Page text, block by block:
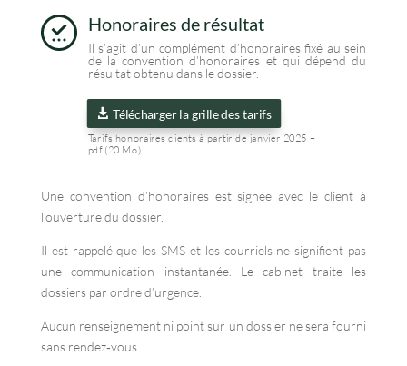
Honoraires de résultat
Il s’agit d’un complément d’honoraires fixé au sein
de la convention d’honoraires et qui dépend du
résultat obtenu dans le dossier.
Télécharger la grille des tarifs
Tarifs honoraires clients à partir de janvier 2025 –
pdf (20 Mo)
Une convention d’honoraires est signée avec le client à
l’ouverture du dossier.
Il est rappelé que les SMS et les courriels ne signifient pas
une communication instantanée. Le cabinet traite les
dossiers par ordre d’urgence.
Aucun renseignement ni point sur un dossier ne sera fourni
sans rendez‑vous.